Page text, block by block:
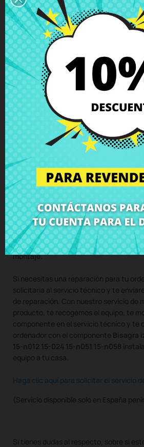
Descripción
Detalles del
Grados
Comentarios
Bisagra izquierda HP
15-024 15-n051 15-n058
CompraBisagra izquierda HP 15-n006
n051 15-n058al mejor precio en
USADO ORIGINAL - disponible también
montaje.
Si necesitas una reparación para tu
solicitarla al servicio técnico y te
de reparación. Con nuestro servicio de
producto, te recogemos el equipo, te
componente en el servicio técnico y te
ordenador con el componente Bisagra
15-n012 15-024 15-n051 15-n058
equipo a tu casa.
Haga clic aquí para solicitar el servicio
(Servicio disponible solo en España
Si tienes dudas al respecto, sobre si